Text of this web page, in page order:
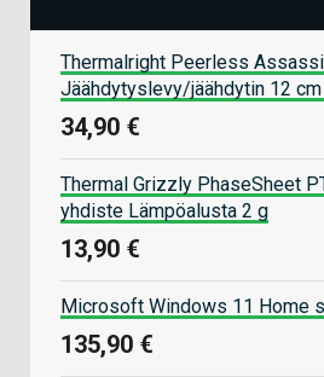
Thermalright Peerless
Jäähdytyslevy/jäähdytin 12
34,90 €
Thermal Grizzly PhaseSheet
yhdiste Lämpöalusta 2 g
13,90 €
Microsoft Windows 11 Home
135,90 €